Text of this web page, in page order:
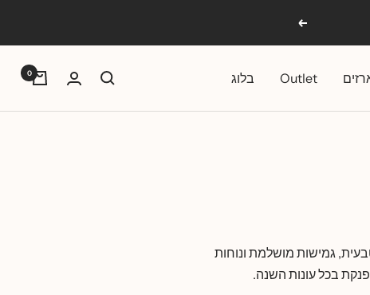
הבא
Outlet בלוג 0
גמישות מושלמת ונוחות
בכל עונות השנה.